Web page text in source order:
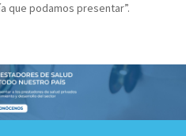
que podamos presentar”.